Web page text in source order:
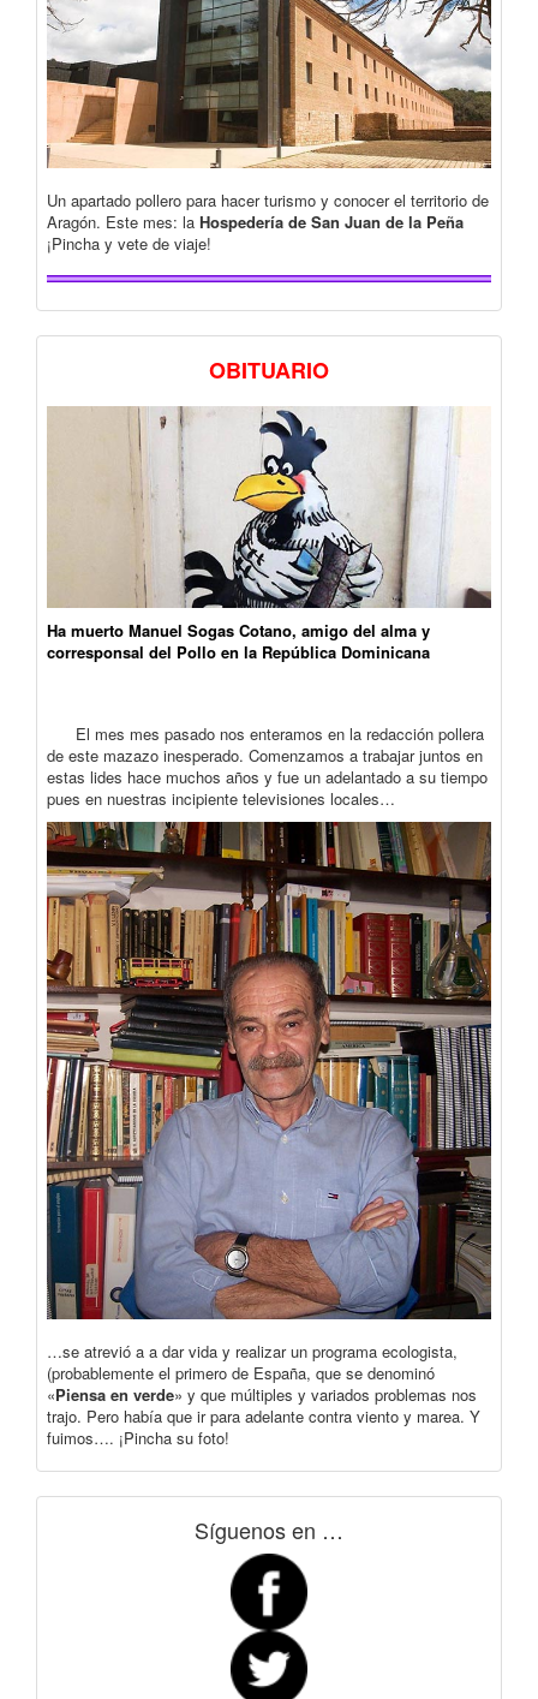
Un apartado pollero para hacer turismo y conocer el territorio de
Aragón. Este mes: la Hospedería de San Juan de la Peña
¡Pincha y vete de viaje!
OBITUARIO
Ha muerto Manuel Sogas Cotano, amigo del alma y
corresponsal del Pollo en la República Dominicana
El mes mes pasado nos enteramos en la redacción pollera
de este mazazo inesperado. Comenzamos a trabajar juntos en
estas lides hace muchos años y fue un adelantado a su tiempo
pues en nuestras incipiente televisiones locales…
…se atrevió a a dar vida y realizar un programa ecologista,
(probablemente el primero de España, que se denominó
«Piensa en verde» y que múltiples y variados problemas nos
trajo. Pero había que ir para adelante contra viento y marea. Y
fuimos…. ¡Pincha su foto!
Síguenos en …